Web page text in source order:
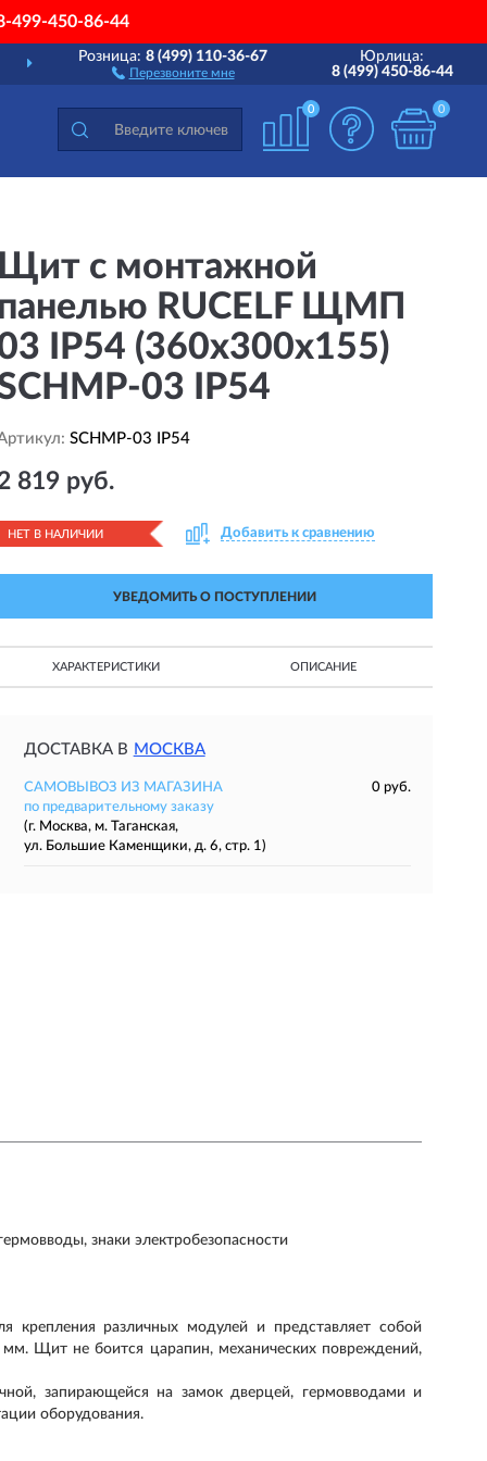
499-450-86-44
ДОСТАВИМ ПО ВСЕЙ РОССИИ
Розница:8 (499) 110-36-67
Перезвоните мне
Юрлица:
8 (499) 450-86-44
0 0
с монтажной
RUCELF ЩМП
IP54 (360х300х155)
03 IP54
SCHMP-03 IP54
819 руб.
НЕТ В НАЛИЧИИ Добавить к сравнению
УВЕДОМИТЬ О ПОСТУПЛЕНИИ
ХАРАКТЕРИСТИКИ ОПИСАНИЕ
ДОСТАВКА В МОСКВА
САМОВЫВОЗ ИЗ МАГАЗИНА
0 руб.
по предварительному заказу
(г. Москва, м. Таганская,
ул. Большие Каменщики, д. 6, стр. 1)
знаки электробезопасности
различных модулей и представляет собой
Щит не боится царапин, механических повреждений,
запирающейся на замок дверцей, гермовводами и
оборудования.